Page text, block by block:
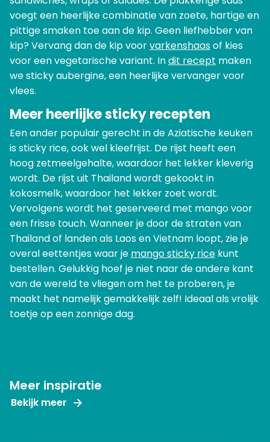
voegt een heerlijke combinatie van zoete, hartige en
pittige smaken toe aan de kip. Geen liefhebber van
kip? Vervang dan de kip voorvarkenshaasof kies
voor een vegetarische variant. Indit recept maken
we sticky aubergine, een heerlijke vervanger voor
vlees.
Meer heerlijke sticky recepten
Een ander populair gerecht in de Aziatische keuken
is sticky rice, ook wel kleefrijst. De rijst heeft een
hoog zetmeelgehalte, waardoor het lekker kleverig
wordt. De rijst uit Thailand wordt gekookt in
kokosmelk, waardoor het lekker zoet wordt.
Vervolgens wordt het geserveerd met mango voor
een frisse touch. Wanneer je door de straten van
Thailand of landen als Laos en Vietnam loopt, zie je
overal eettentjes waar je mango sticky rice kunt
bestellen. Gelukkig hoef je niet naar de andere kant
van de wereld te vliegen om het te proberen, je
maakt het namelijk gemakkelijk zelf! Ideaal als vrolijk
toetje op een zonnige dag.
Meer inspiratie
Bekijk meer